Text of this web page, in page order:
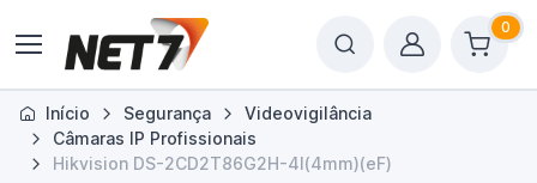
0
Início Segurança
Videovigilância
Câmaras IP Profissionais
Hikvision DS-2CD2T86G2H-4I(4mm)(eF)